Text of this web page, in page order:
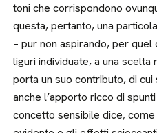
toni che corrispondono
questa, pertanto, una
– pur non aspirando, per
liguri individuate, a una
porta un suo contributo, di
anche l’apporto ricco di
concetto sensibile dice,